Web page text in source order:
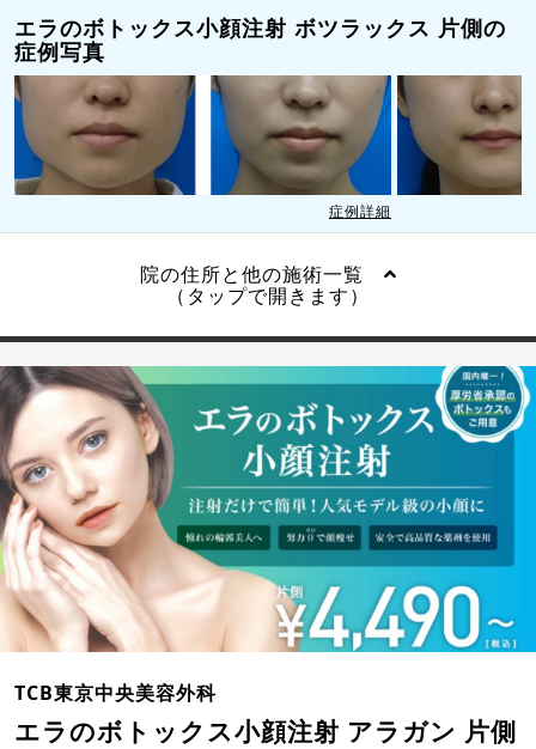
エラのボトックス小顔注射 ボツラックス 片側の
症例写真
症例詳細
院の住所と他の施術一覧
（タップで開きます）
TCB東京中央美容外科
エラのボトックス小顔注射 アラガン 片側